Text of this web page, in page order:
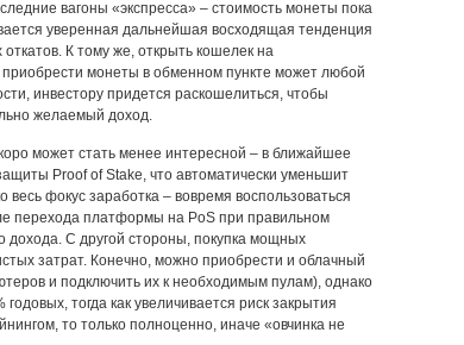
вагоны «экспресса» – стоимость монеты пока
уверенная дальнейшая восходящая тенденция
К тому же, открыть кошелек на
монеты в обменном пункте может любой
инвестору придется раскошелиться, чтобы
желаемый доход.
может стать менее интересной – в ближайшее
Proof of Stake, что автоматически уменьшит
фокус заработка – вовремя воспользоваться
перехода платформы на PoS при правильном
дохода. С другой стороны, покупка мощных
затрат. Конечно, можно приобрести и облачный
и подключить их к необходимым пулам), однако
тогда как увеличивается риск закрытия
то только полноценно, иначе «овчинка не